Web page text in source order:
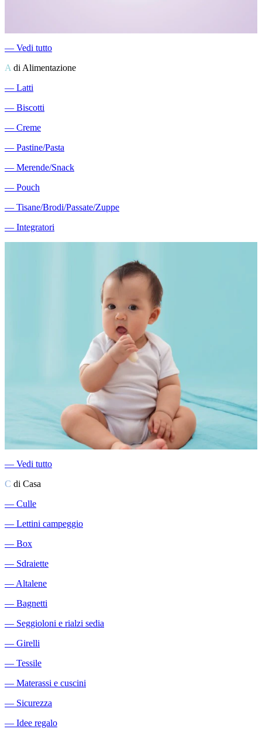
― Vedi tutto
A di Alimentazione
― Latti
― Biscotti
― Creme
― Pastine/Pasta
― Merende/Snack
― Pouch
― Tisane/Brodi/Passate/Zuppe
― Integratori
― Vedi tutto
C di Casa
― Culle
― Lettini campeggio
― Box
― Sdraiette
―Altalene
― Bagnetti
― Seggioloni e rialzi sedia
― Girelli
― Tessile
― Materassi e cuscini
― Sicurezza
― Idee regalo